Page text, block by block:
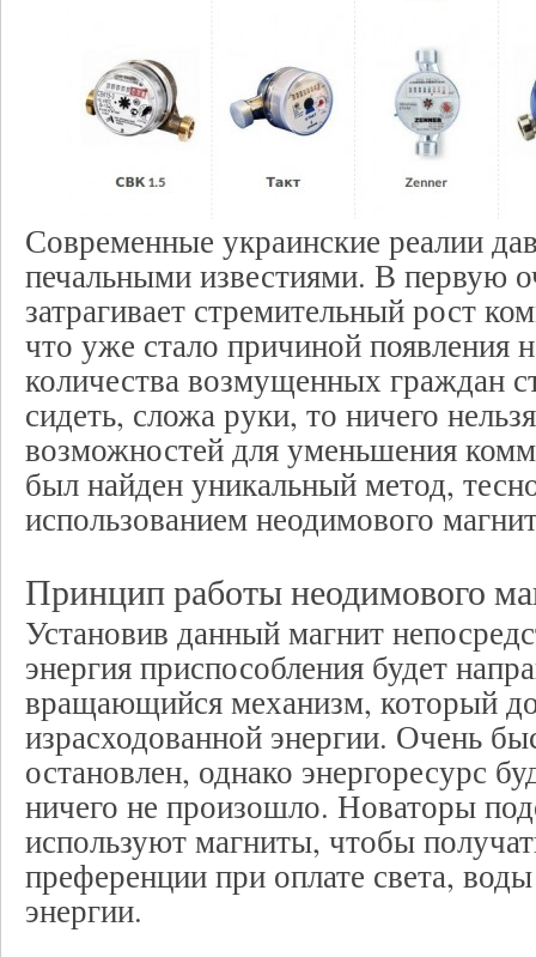
Современные украинские реалии
печальными известиями. В первую
затрагивает стремительный рост
что уже стало причиной появления
количества возмущенных граждан
сидеть, сложа руки, то ничего
возможностей для уменьшения
был найден уникальный метод,
использованием неодимового
Принцип работы неодимового
Установив данный магнит
энергия приспособления будет
вращающийся механизм, который
израсходованной энергии. Очень
остановлен, однако энергоресурс
ничего не произошло. Новаторы
используют магниты, чтобы
преференции при оплате света,
энергии.